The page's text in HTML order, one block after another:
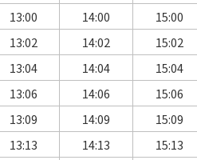
13:00 14:00
15:00
13:02 14:02
15:02
13:04 14:04
15:04
13:06 14:06
15:06
13:09 14:09
15:09
13:13 14:13
15:13